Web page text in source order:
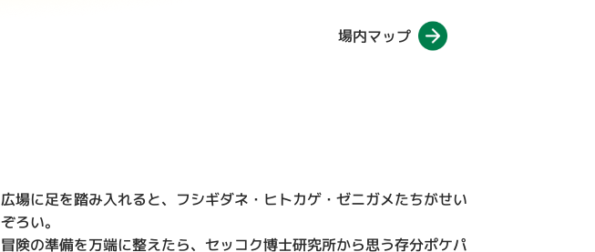
場内マップ
広場に足を踏み入れると、フシギダネ・ヒトカゲ・ゼニガメたちがせい
ぞろい。
冒険の準備を万端に整えたら、セッコク博士研究所から思う存分ポケパ